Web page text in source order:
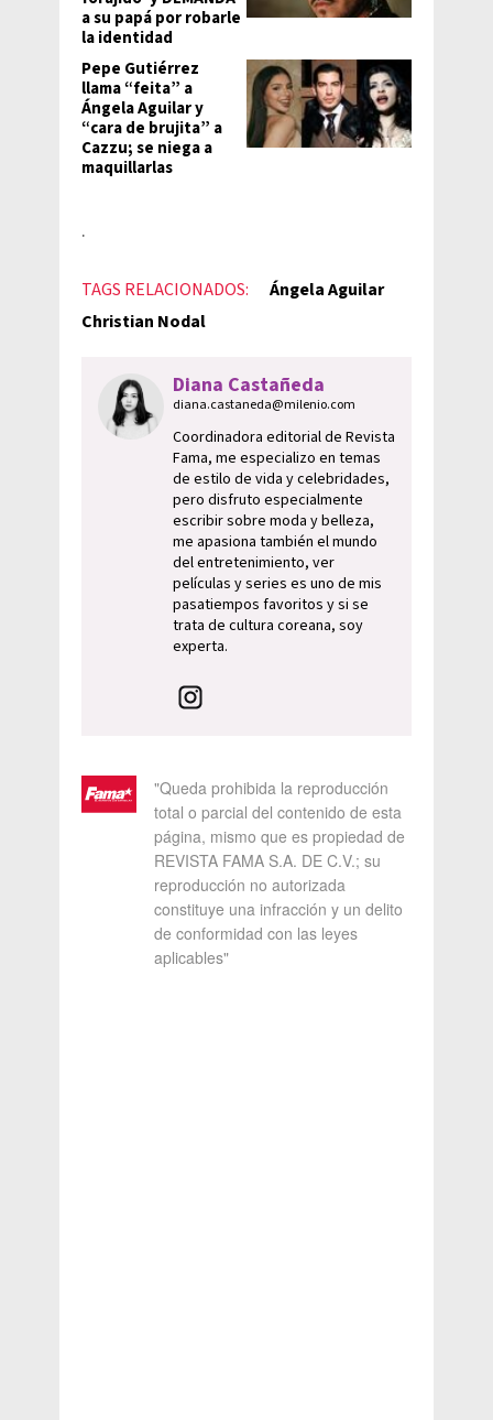
a su papá por robarle
la identidad
Pepe Gutiérrez
llama “feita” a
Ángela Aguilar y
“cara de brujita” a
Cazzu; se niega a
maquillarlas
​.
TAGS RELACIONADOS:
Ángela Aguilar
Christian Nodal
Diana Castañeda
diana.castaneda@milenio.com
Coordinadora editorial de Revista
Fama, me especializo en temas
de estilo de vida y celebridades,
pero disfruto especialmente
escribir sobre moda y belleza,
me apasiona también el mundo
del entretenimiento, ver
películas y series es uno de mis
pasatiempos favoritos y si se
trata de cultura coreana, soy
experta.
"Queda prohibida la reproducción
total o parcial del contenido de esta
página, mismo que es propiedad de
REVISTA FAMA S.A. DE C.V.; su
reproducción no autorizada
constituye una infracción y un delito
de conformidad con las leyes
aplicables"